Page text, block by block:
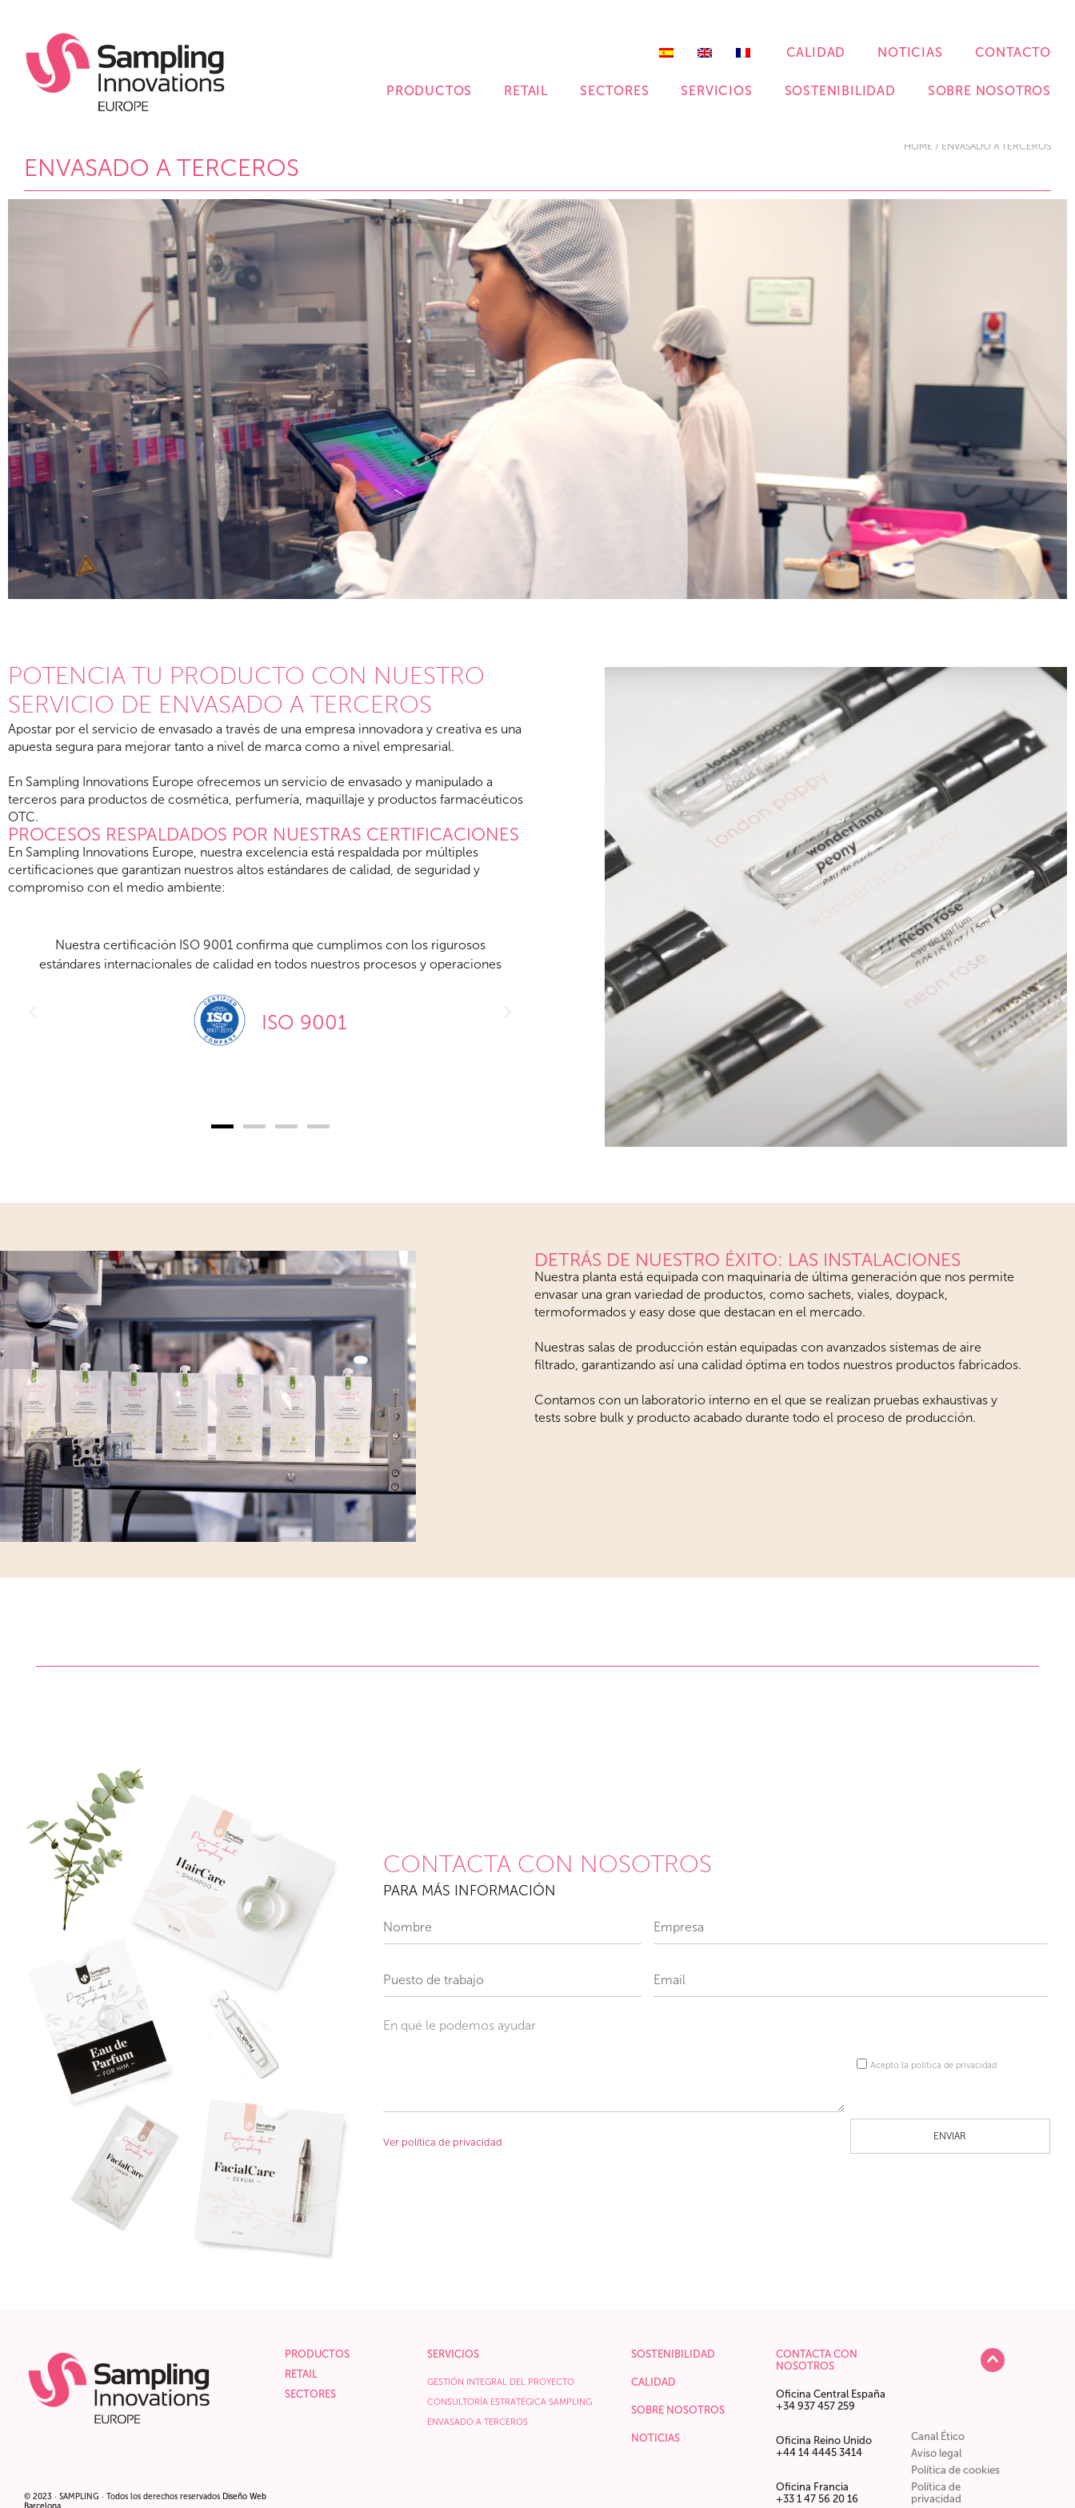
CALIDAD NOTICIAS CONTACTO
PRODUCTOS RETAIL SECTORES SERVICIOS SOSTENIBILIDAD SOBRE NOSOTROS
HOME / ENVASADO A TERCEROS
ENVASADO A TERCEROS
POTENCIA TU PRODUCTO CON NUESTRO
SERVICIO DE ENVASADO A TERCEROS
Apostar por el servicio de envasado a través de una empresa innovadora y creativa es una
apuesta segura para mejorar tanto a nivel de marca como a nivel empresarial.
En Sampling Innovations Europe ofrecemos un servicio de envasado y manipulado a
terceros para productos de cosmética, perfumería, maquillaje y productos farmacéuticos
OTC.
PROCESOS RESPALDADOS POR NUESTRAS CERTIFICACIONES
En Sampling Innovations Europe, nuestra excelencia está respaldada por múltiples
certificaciones que garantizan nuestros altos estándares de calidad, de seguridad y
compromiso con el medio ambiente:
Cumplimos con las estrictas regulaciones y estándares necesarios para el
envasado de productos OTC, garantizando la seguridad y eficacia de estos
MEDICAL DEVICE 13485
Nuestra certificación en el envasado de productos cosméticos asegura que tus
productos se envasan siguiendo unos procesos que garantizan la máxima calidad y
GMP-ISO 22716
DETRÁS DE NUESTRO ÉXITO: LAS INSTALACIONES
Nuestra planta está equipada con maquinaria de última generación que nos permite
envasar una gran variedad de productos, como sachets, viales, doypack,
termoformados y easy dose que destacan en el mercado.
Nuestras salas de producción están equipadas con avanzados sistemas de aire
filtrado, garantizando así una calidad óptima en todos nuestros productos fabricados.
Contamos con un laboratorio interno en el que se realizan pruebas exhaustivas y
tests sobre bulk y producto acabado durante todo el proceso de producción.
CONTACTA CON NOSOTROS
PARA MÁS INFORMACIÓN
En qué le podemos ayudar
Acepto la política de privacidad
Ver política de privacidad ENVIAR
© 2023 · SAMPLING · Todos los derechos reservados Diseño Web
PRODUCTOS
RETAIL
SECTORES
SERVICIOS
GESTIÓN INTEGRAL DEL PROYECTO
CONSULTORÍA ESTRATÉGICA SAMPLING
ENVASADO A TERCEROS
SOSTENIBILIDAD
CALIDAD
SOBRE NOSOTROS
NOTICIAS
CONTACTA CON
NOSOTROS
Oficina Central España
+34 937 457 259
Oficina Reino Unido
+44 14 4445 3414
Oficina Francia
+33 1 47 56 20 16
Canal Ético
Aviso legal
Política de cookies
Política de
privacidad